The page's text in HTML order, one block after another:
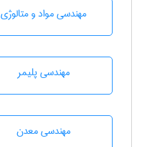
مهندسی مواد و متالوژی
مهندسی پليمر
مهندسی معدن